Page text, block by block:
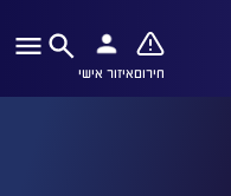
חירוםאיזור אישי